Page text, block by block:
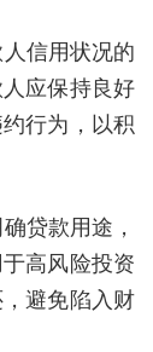
信用状况的
应保持良好
行为，以积
贷款用途，
高风险投资
避免陷入财